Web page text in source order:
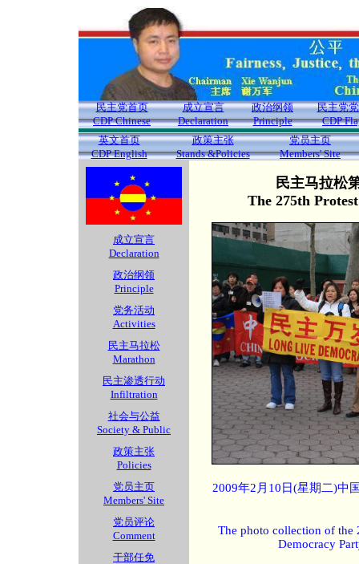
民主党首页
CDP Chinese
成立宣言
Declaration
政治纲领
Principle
民主党
CDP
英文首页
CDP English
政策主张
Stands &Policies
党员主页
Members' Site
成立宣言
Declaration
政治纲领
Principle
党务活动
Activities
民主马拉松
Marathon
民主渗透行动
Infiltration
社会与公益
Society & Public
政策主张
Policies
党员主页
Members' Site
党员评论
Comment
干部任免
民主马拉松
The 275th
2009年2月10日(星期二)中
The photo collection of the
Democracy